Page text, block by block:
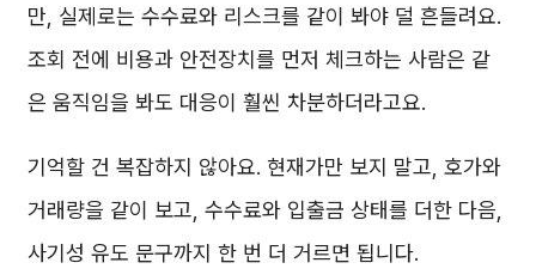
만, 실제로는 수수료와 리스크를 같이 봐야 덜 흔들려요.
조회 전에 비용과 안전장치를 먼저 체크하는 사람은 같
은 움직임을 봐도 대응이 훨씬 차분하더라고요.
기억할 건 복잡하지 않아요. 현재가만 보지 말고, 호가와
거래량을 같이 보고, 수수료와 입출금 상태를 더한 다음,
사기성 유도 문구까지 한 번 더 거르면 됩니다.